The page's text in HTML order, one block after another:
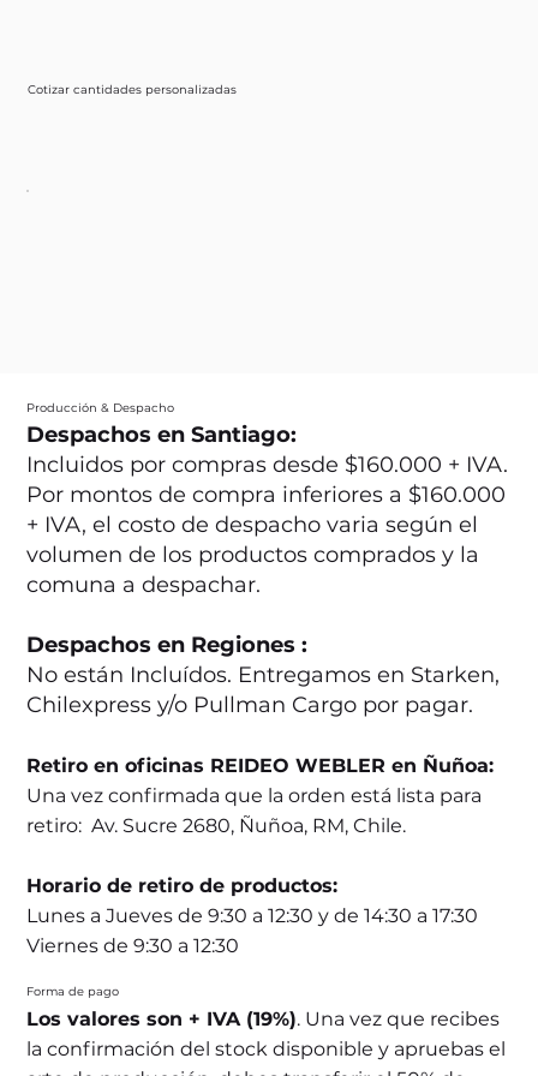
Cotizar cantidades personalizadas
Producción & Despacho
Despachos en Santiago:
Incluidos por compras desde $160.000 + IVA.
Por montos de compra inferiores a $160.000
+ IVA, el costo de despacho varia según el
volumen de los productos comprados y la
comuna a despachar.
Despachos en Regiones :
No están Incluídos. Entregamos en Starken,
Chilexpress y/o Pullman Cargo por pagar.
Retiro en oficinas REIDEO WEBLER en Ñuñoa:
Una vez confirmada que la orden está lista para
retiro: Av. Sucre 2680, Ñuñoa, RM, Chile.
Horario de retiro de productos:
Lunes a Jueves de 9:30 a 12:30 y de 14:30 a 17:30
Viernes de 9:30 a 12:30
Forma de pago
Los valores son + IVA (19%). Una vez que recibes
la confirmación del stock disponible y apruebas el